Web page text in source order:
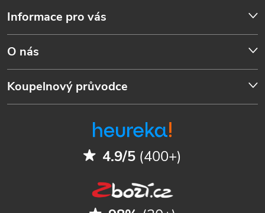
Informace pro vás
O nás
Koupelnový průvodce
4.9/5 (400+)